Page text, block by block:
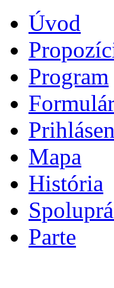
Úvod
Program
Mapa
História
Parte